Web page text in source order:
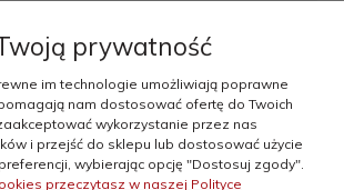
Informacje
Moje konto
prywatność
im technologie umożliwiają poprawne
nam dostosować ofertę do Twoich
wykorzystanie przez nas
i przejść do sklepu lub dostosować użycie
wybierając opcję "Dostosuj zgody".
przeczytasz w naszej Polityce